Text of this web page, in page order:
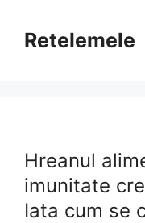
contentRetelemele
Hreanul
imunitate
Iata cum se